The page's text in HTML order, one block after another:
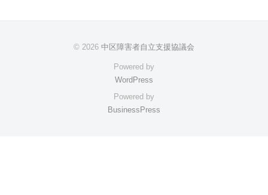
© 2026 中区障害者自立支援協議会
Powered by
WordPress
Powered by
BusinessPress